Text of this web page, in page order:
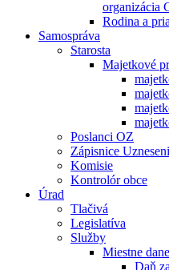
organizácia
Rodina a
Samospráva
Starosta
Majetkové
Poslanci OZ
Zápisnice
Komisie
Kontrolór obce
Úrad
Tlačivá
Legislatíva
Služby
Miestne
Daň